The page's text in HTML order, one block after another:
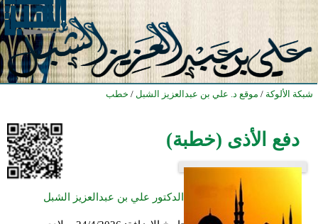
شبكة الألوكة / موقع د. علي بن عبدالعزيز الشبل / خطب
دفع الأذى (خطبة)
الدكتور علي بن عبدالعزيز الشبل